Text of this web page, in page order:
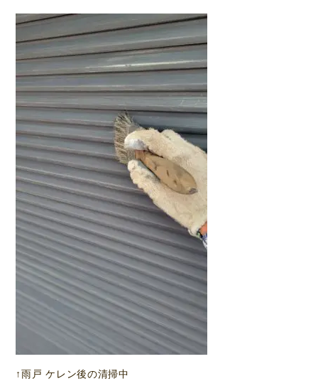
↑雨戸 ケレン後の清掃中